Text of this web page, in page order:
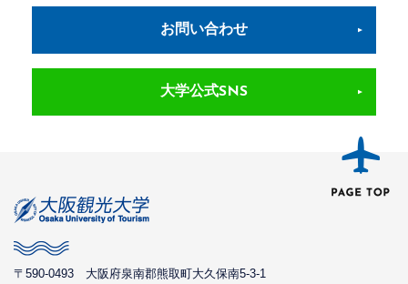
お問い合わせ
大学公式SNS
〒590-0493 大阪府泉南郡熊取町大久保南5-3-1